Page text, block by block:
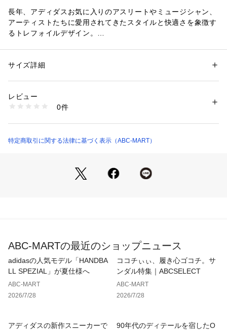
長年、アディダスお気に入りのアスリートやミュージシャン、
アーティストたちに愛用されてきたスタイルと快適さを象徴す
るトレフォイルデザイン。
リサイクル素材と再生可能素材をブレンドしたものを50%以上
S=22-24cm
上記サイズ表は各部位の目安寸法となります。
こちらの商品は商品不良を除く返品・交換はお受け致しかねま
す。
商品を入れる袋が破損していた場合、代用（他メーカーを含）
の袋を使用する場合がございます。
商品保護を主としたものですので、どうかご了承下さい。
性別：レディース
素材：コットン（=綿）・ポリエステル・ポリウレタン・綿66%/ポリエス
生産国：Turkey等
商品番号：1010000051455 （モール）
サイズ詳細
レビュー
0件
特定商取引に関する法律に基づく表示（ABC-MART）
ABC-MARTの最近のショップニュース
adidasの人気モデル「HANDBA
LL SPEZIAL」が夏仕様へ
ABC-MART
2026/7/28
ココチぃぃ、履き心ゴコチ。サ
ンダル特集｜ABCSELECT
ABC-MART
2026/7/28
アディダスの新作スニーカーで
90年代のディテールを宿したO